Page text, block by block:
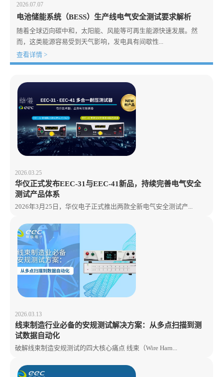
2026.07.07
电池储能系统（BESS）生产线电气安全测试要求解析
随着全球迈向碳中和，太阳能、风能等可再生能源快速发展。然
而，这类能源容易受到天气影响，发电具有间歇性...
查看详情 >
2026.03.25
华仪正式发布EEC-31与EEC-41新品，持续完善电气安全
测试产品体系
2026年3月25日，华仪电子正式推出两款全新电气安全测试产...
2026.03.13
线束制造行业必备的安规测试解决方案：从多点扫描到测
试数据自动化
破解线束制造安规测试的四大核心痛点 线束（Wire Harn...